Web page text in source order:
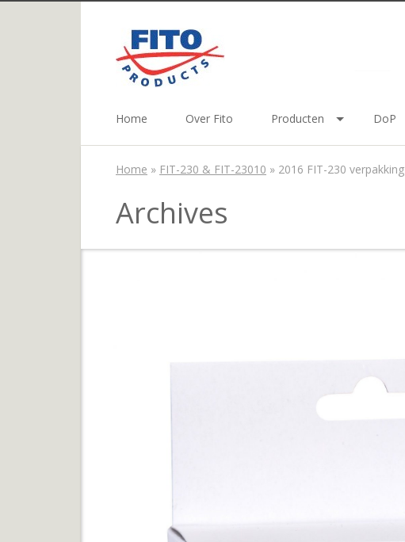
Home Over Fito Producten DoP
Home » FIT-230 & FIT-23010 » 2016 FIT-230 verpakking
Archives